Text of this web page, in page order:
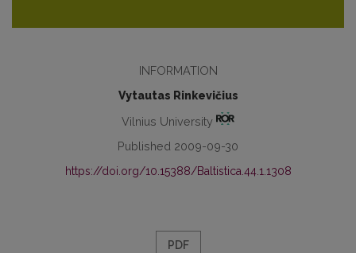
INFORMATION
Vytautas Rinkevičius
Vilnius University
Published 2009-09-30
https://doi.org/10.15388/Baltistica.44.1.1308
PDF